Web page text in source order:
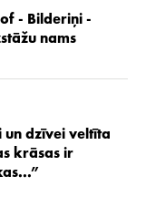
- Bilderiņi -
nams
un dzīvei veltīta
krāsas ir